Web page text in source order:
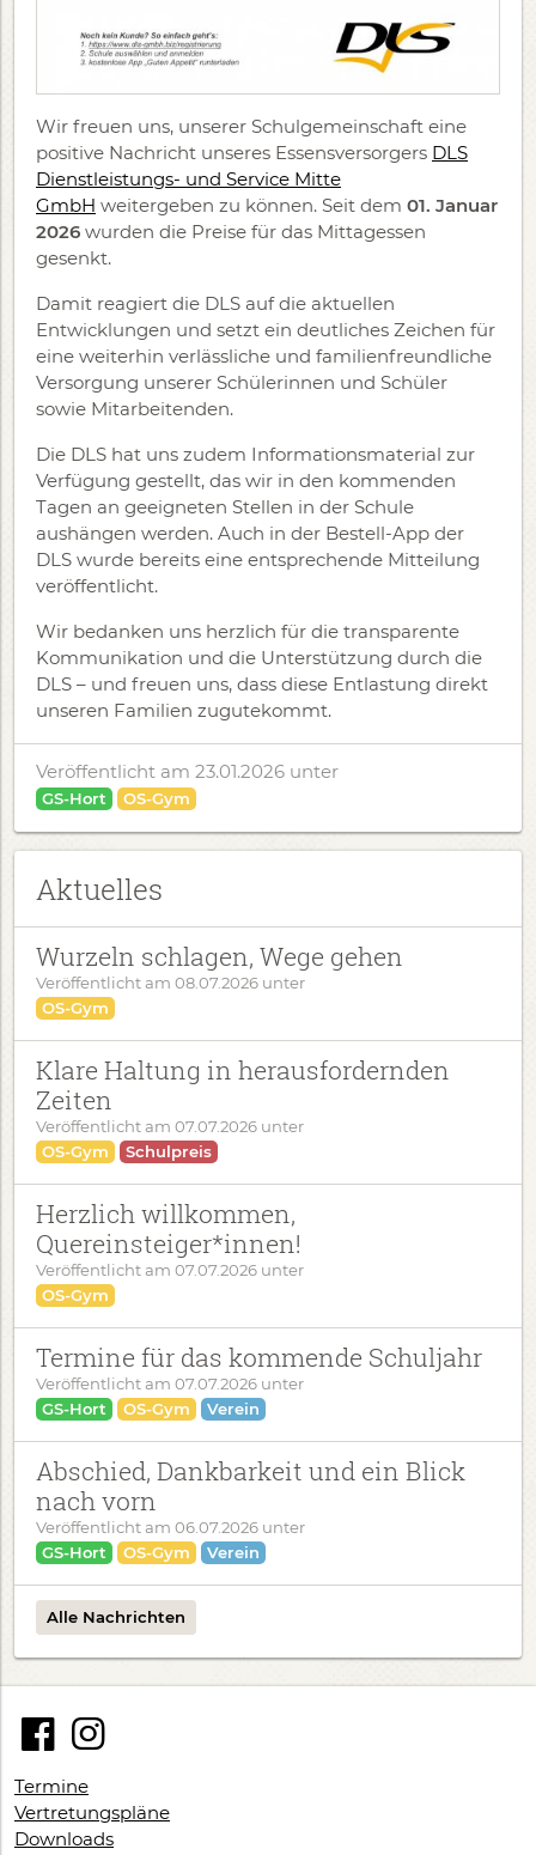
Wir freuen uns, unserer Schulgemeinschaft eine
positive Nachricht unseres Essensversorgers DLS
Dienstleistungs- und Service Mitte
GmbH weitergeben zu können. Seit dem 01. Januar
2026 wurden die Preise für das Mittagessen
gesenkt.
Damit reagiert die DLS auf die aktuellen
Entwicklungen und setzt ein deutliches Zeichen für
eine weiterhin verlässliche und familienfreundliche
Versorgung unserer Schülerinnen und Schüler
sowie Mitarbeitenden.
Die DLS hat uns zudem Informationsmaterial zur
Verfügung gestellt, das wir in den kommenden
Tagen an geeigneten Stellen in der Schule
aushängen werden. Auch in der Bestell-App der
DLS wurde bereits eine entsprechende Mitteilung
veröffentlicht.
Wir bedanken uns herzlich für die transparente
Kommunikation und die Unterstützung durch die
DLS – und freuen uns, dass diese Entlastung direkt
unseren Familien zugutekommt.
Veröffentlicht am 23.01.2026 unter
GS-Hort OS-Gym
Aktuelles
Wurzeln schlagen, Wege gehen
Veröffentlicht am 08.07.2026 unter
OS-Gym
Klare Haltung in herausfordernden
Zeiten
Veröffentlicht am 07.07.2026 unter
OS-Gym
Schulpreis
Herzlich willkommen,
Quereinsteiger*innen!
Veröffentlicht am 07.07.2026 unter
OS-Gym
Termine für das kommende Schuljahr
Veröffentlicht am 07.07.2026 unter
GS-Hort
OS-Gym Verein
Abschied, Dankbarkeit und ein Blick
nach vorn
Veröffentlicht am 06.07.2026 unter
GS-Hort
OS-Gym Verein
Alle Nachrichten
Termine
Vertretungspläne
Downloads